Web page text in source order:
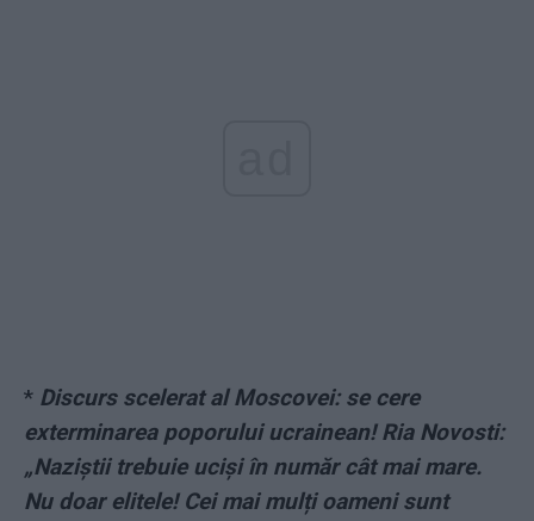
* Discurs scelerat al Moscovei: se cere
exterminarea poporului ucrainean! Ria Novosti:
„Naziștii trebuie uciși în număr cât mai mare.
Nu doar elitele! Cei mai mulți oameni sunt